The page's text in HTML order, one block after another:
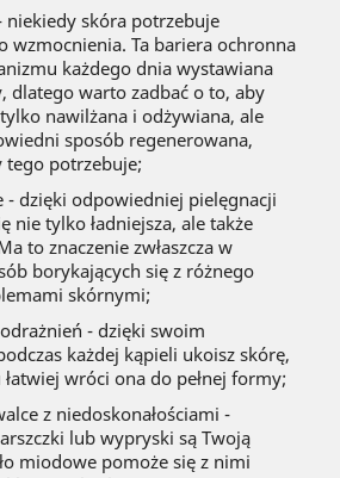
niekiedy skóra potrzebuje
wzmocnienia. Ta bariera ochronna
każdego dnia wystawiana
dlatego warto zadbać o to, aby
nawilżana i odżywiana, ale
sposób regenerowana,
tego potrzebuje;
- dzięki odpowiedniej pielęgnacji
nie tylko ładniejsza, ale także
to znaczenie zwłaszcza w
borykających się z różnego
skórnymi;
- dzięki swoim
każdej kąpieli ukoisz skórę,
wróci ona do pełnej formy;
z niedoskonałościami -
lub wypryski są Twoją
miodowe pomoże się z nimi